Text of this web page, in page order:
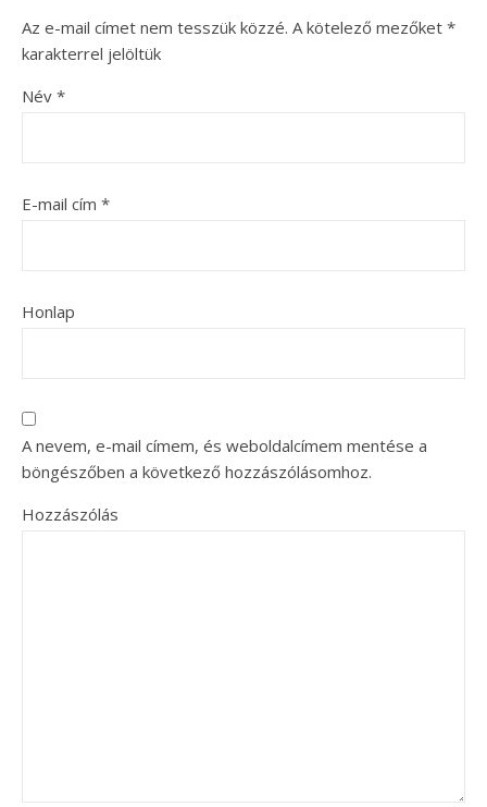
Az e-mail címet nem tesszük közzé. A kötelező mezőket *
karakterrel jelöltük
Név *
E-mail cím *
Honlap
A nevem, e-mail címem, és weboldalcímem mentése a
böngészőben a következő hozzászólásomhoz.
Hozzászólás